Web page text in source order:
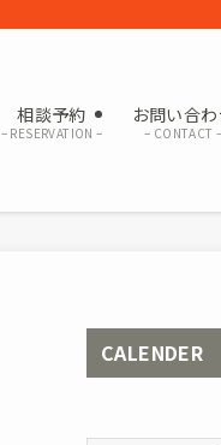
相談予約
– RESERVATION –
お問い合
– CONTACT –
CALENDER